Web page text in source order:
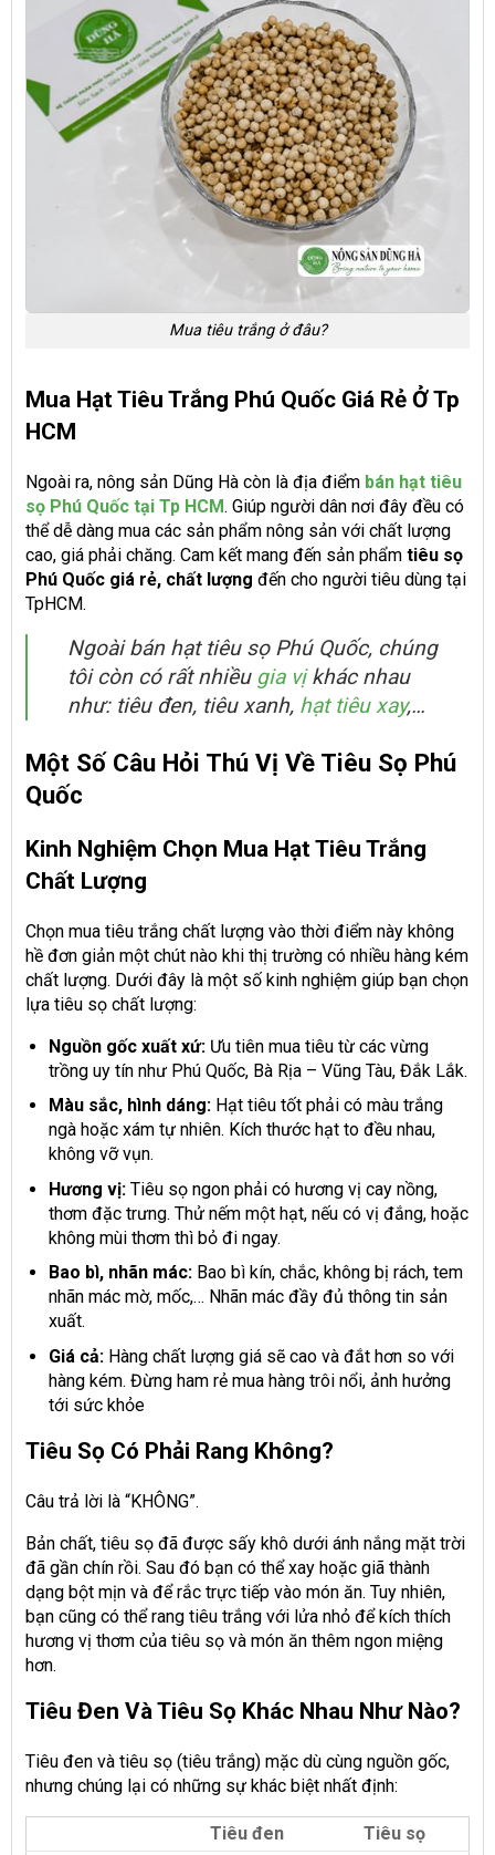
Mua tiêu trắng ở đâu?
Mua Hạt Tiêu Trắng Phú Quốc Giá Rẻ Ở Tp
HCM
Ngoài ra, nông sản Dũng Hà còn là địa điểm bán hạt tiêu
sọ Phú Quốc tại Tp HCM. Giúp người dân nơi đây đều có
thể dễ dàng mua các sản phẩm nông sản với chất lượng
cao, giá phải chăng. Cam kết mang đến sản phẩm tiêu sọ
Phú Quốc giá rẻ, chất lượng đến cho người tiêu dùng tại
TpHCM.
Ngoài bán hạt tiêu sọ Phú Quốc, chúng
tôi còn có rất nhiều gia vịkhác nhau
như: tiêu đen, tiêu xanh, hạt tiêu xay,…
Một Số Câu Hỏi Thú Vị Về Tiêu Sọ Phú
Quốc
Kinh Nghiệm Chọn Mua Hạt Tiêu Trắng
Chất Lượng
Chọn mua tiêu trắng chất lượng vào thời điểm này không
hề đơn giản một chút nào khi thị trường có nhiều hàng kém
chất lượng. Dưới đây là một số kinh nghiệm giúp bạn chọn
lựa tiêu sọ chất lượng:
Nguồn gốc xuất xứ:Ưu tiên mua tiêu từ các vừng
trồng uy tín như Phú Quốc, Bà Rịa – Vũng Tàu, Đắk Lắk.
Màu sắc, hình dáng:Hạt tiêu tốt phải có màu trắng
ngà hoặc xám tự nhiên. Kích thước hạt to đều nhau,
không vỡ vụn.
Hương vị:Tiêu sọ ngon phải có hương vị cay nồng,
thơm đặc trưng. Thử nếm một hạt, nếu có vị đắng, hoặc
không mùi thơm thì bỏ đi ngay.
Bao bì, nhãn mác:Bao bì kín, chắc, không bị rách, tem
nhãn mác mờ, mốc,… Nhãn mác đầy đủ thông tin sản
xuất.
Giá cả:Hàng chất lượng giá sẽ cao và đắt hơn so với
hàng kém. Đừng ham rẻ mua hàng trôi nổi, ảnh hưởng
tới sức khỏe
Tiêu Sọ Có Phải Rang Không?
Câu trả lời là “KHÔNG”.
Bản chất, tiêu sọ đã được sấy khô dưới ánh nắng mặt trời
đã gần chín rồi. Sau đó bạn có thể xay hoặc giã thành
dạng bột mịn và để rắc trực tiếp vào món ăn. Tuy nhiên,
bạn cũng có thể rang tiêu trắng với lửa nhỏ để kích thích
hương vị thơm của tiêu sọ và món ăn thêm ngon miệng
hơn.
Tiêu Đen Và Tiêu Sọ Khác Nhau Như Nào?
Tiêu đen và tiêu sọ (tiêu trắng) mặc dù cùng nguồn gốc,
nhưng chúng lại có những sự khác biệt nhất định:
Tiêu đen Tiêu sọ